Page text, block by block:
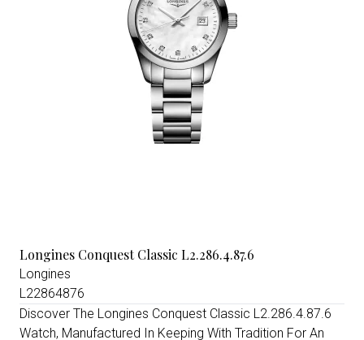
Longines Conquest Classic L2.286.4.87.6
Longines
L22864876
Discover The Longines Conquest Classic L2.286.4.87.6
Watch, Manufactured In Keeping With Tradition For An